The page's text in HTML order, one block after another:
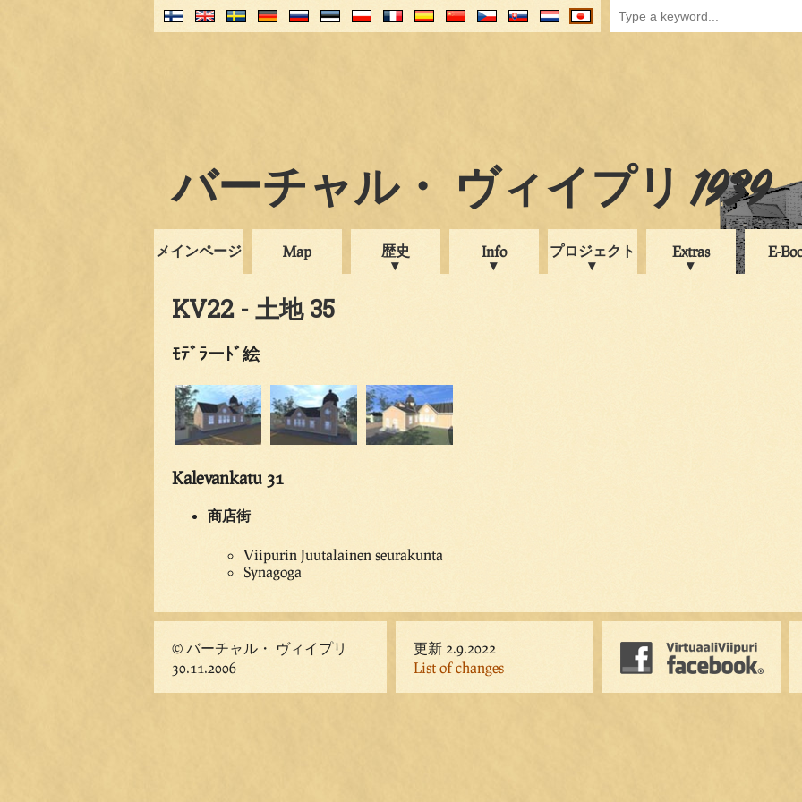
バーチャル・ ヴィイプリ 1939
メインページ Map 歴史 Info プロジェクト Extras E-
KV22 - 土地 35
ﾓﾃﾞﾗーﾄﾞ絵
Kalevankatu 31
商店街
Viipurin Juutalainen seurakunta
Synagoga
© バーチャル・ ヴィイプリ
30.11.2006
更新 2.9.2022
List of changes